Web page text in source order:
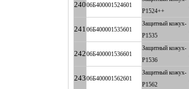
24006Б400001524601
P1524++
241 06Б400001535601
Защитный кожух-
P1535
24206Б400001536601
Защитный кожух-
P1536
24306Б400001562601
Защитный кожух-
P1562